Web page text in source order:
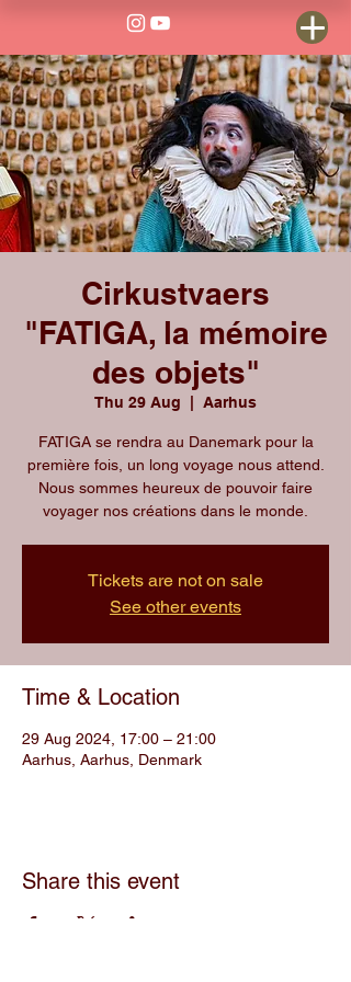
Cirkustvaers
"FATIGA, la mémoire
des objets"
Thu 29 Aug Aarhus
FATIGA se rendra au Danemark pour la
première fois, un long voyage nous attend.
Nous sommes heureux de pouvoir faire
voyager nos créations dans le monde.
Tickets are not on sale
See other events
Time & Location
29 Aug 2024, 17:00 – 21:00
Aarhus, Aarhus, Denmark
Share this event